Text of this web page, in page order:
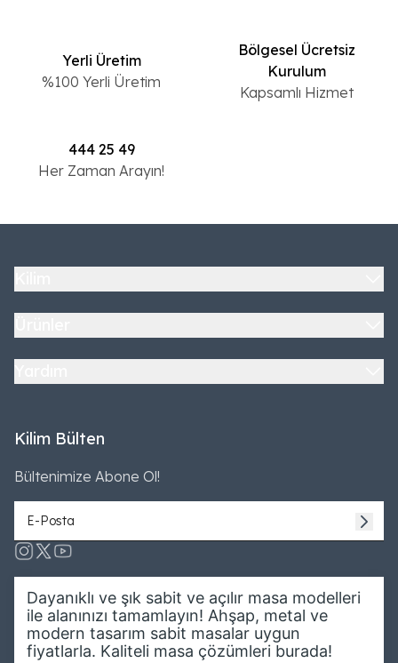
Dayanıklı ve şık sabit ve açılır masa modelleri
ile alanınızı tamamlayın! Ahşap, metal ve
modern tasarım sabit masalar uygun
fiyatlarla. Kaliteli masa çözümleri burada!
0533 777 09 24
0533 777 09 24
KİLİM MOBİLYA ANONİM ŞİRKETİ -
Göllü Bağlar Mahallesi Recep Tayyip Erdoğan
Bulvarı Kol İş Merkezi B Blok No15/A
09:00-20:00
Haritada Göster
KİLİM MOBİLYA ANONİM ŞİRKETİ -
ANKARA ŞAŞMAZ ŞUBESİ
Bahçekapı Mahallesi Fatih Sultan Mehmet Bulv.
No:291
09:00-20:00
0(530) 908-6555
0(530) 908-6555
Yerli Üretim
%100 Yerli Üretim
Bölgesel Ücretsiz
Kurulum
Kapsamlı Hizmet
444 25 49
Her Zaman Arayın!
Kataloglar
2024 2025
Kilim Bülten
Bültenimize Abone Ol!